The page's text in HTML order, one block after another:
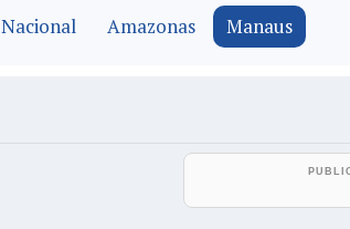
Nacional Amazonas Manaus